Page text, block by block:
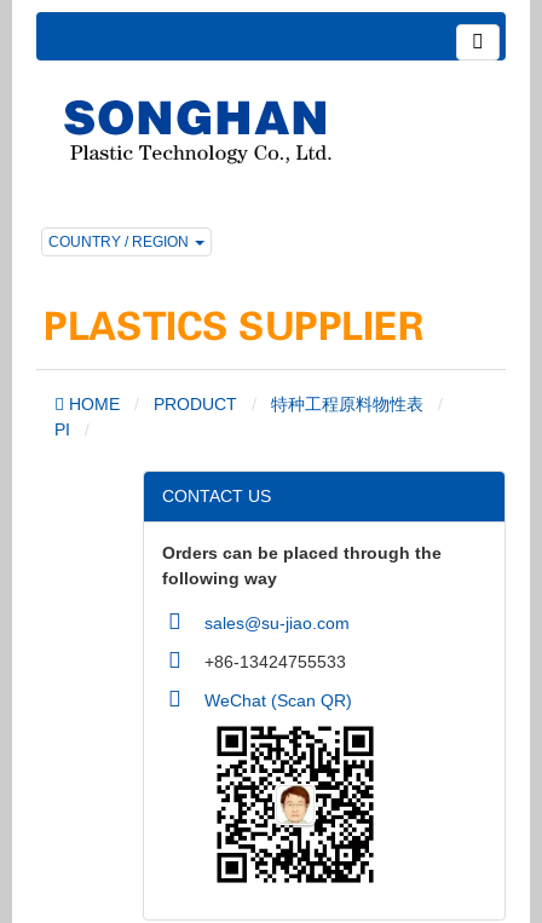
COUNTRY / REGION
HOME PRODUCT
特种工程原料物性表
PI
CONTACT US
Orders can be placed through the
following way
sales@su-jiao.com
+86-13424755533
WeChat (Scan QR)